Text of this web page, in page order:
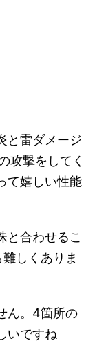
と雷ダメージ
攻撃をしてく
て嬉しい性能
と合わせるこ
しくありま
ん。4箇所の
いですね